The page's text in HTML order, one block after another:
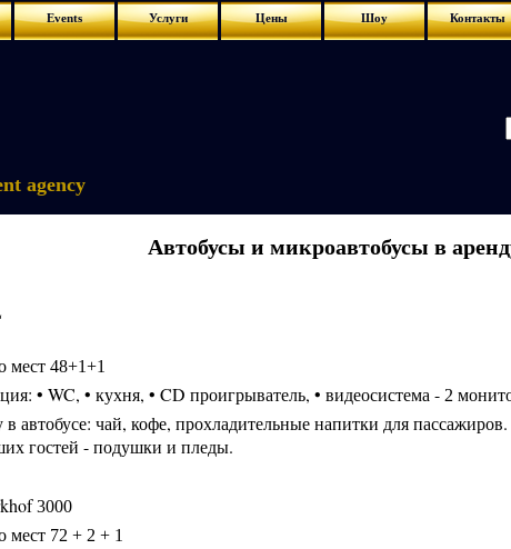
Events Услуги Цены Шоу Контакты
agency
Автобусы и микроавтобусы в
мест 48+1+1
• WC, • кухня, • CD проигрыватель, • видеосистема - 2
в автобусе: чай, кофе, прохладительные напитки для пассажиров.
гостей - подушки и пледы.
3000
мест 72 + 2 + 1